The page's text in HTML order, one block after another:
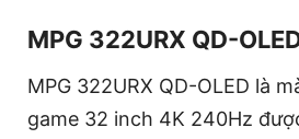
MPG 322URX QD-
MPG 322URX QD-OLED là
game 32 inch 4K 240Hz